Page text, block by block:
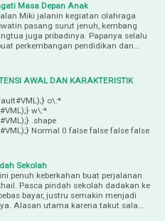
Masa Depan Anak
Miki jalanin kegiatan olahraga
pasang surut jenuh, kembang
juga pribadinya. Papanya selalu
perkembangan pendidikan dan…
AWAL DAN KARAKTERISTIK
o\:*
w\:*
.shape
Normal 0 false false false false
Sekolah
penuh keberkahan buat perjalanan
Pasca pindah sekolah dadakan ke
bayar, justru semakin menjadi
Alasan utama karena takut sala…